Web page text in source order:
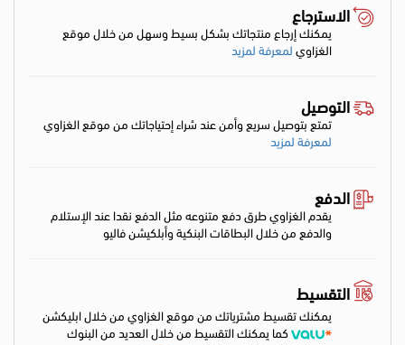
الاسترجاع
يمكنك إرجاع منتجاتك بشكل بسيط وسهل من خلال موقع
الغزاويلمعرفة لمزيد
التوصيل
تمتع بتوصيل سريع وأمن عند شراء إحتياجاتك من موقع الغزاوي
لمعرفة لمزيد
الدفع
يقدم الغزاوي طرق دفع متنوعه مثل الدفع نقدا عند الإستلام
والدفع من خلال البطاقات البنكية وأبلكيشن فاليو
التقسيط
يمكنك تقسيط مشترياتك من موقع الغزاوي من خلال ابليكشن
كما يمكنك التقسيط من خلال العديد من البنوك